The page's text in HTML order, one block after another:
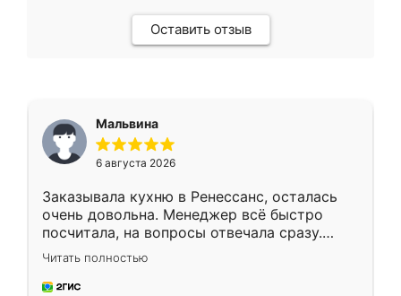
Оставить отзыв
Мальвина
6 августа 2026
Заказывала кухню в Ренессанс, осталась
очень довольна. Менеджер всё быстро
посчитала, на вопросы отвечала сразу.
Замерщик приехал в субботу, подошёл к
делу со всей ответственностью. Собрали
за день, ребята работали аккуратно, даже
Читать полностью